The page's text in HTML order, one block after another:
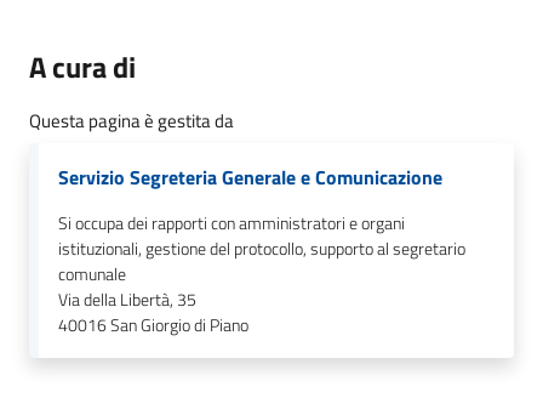
i
e
argomenti...
Seguici
A cura di
Questa pagina è gestita da
Servizio Segreteria Generale e Comunicazione
Si occupa dei rapporti con amministratori e organi
istituzionali, gestione del protocollo, supporto al segretario
comunale
Via della Libertà, 35
40016San Giorgio di Piano